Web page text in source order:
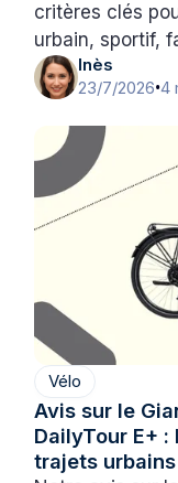
critères clés
urbain, sportif,
Inès
23/7/2026•4
Vélo
Avis sur le
DailyTour E+ :
trajets urbains